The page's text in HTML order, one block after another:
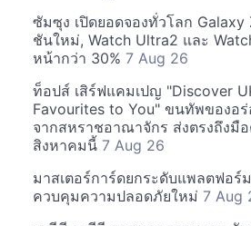
ซัมซุง เปิดยอดจองทั่วโลก Galaxy
ชันใหม่, Watch Ultra2 และ
หน้ากว่า 30% 7 Aug 26
ท็อปส์ เสิร์ฟแคมเปญ "Discover
Favourites to You" ขนทัพของอ
จากสหราชอาณาจักร ส่งตรงถึงมื
สิงหาคมนี้ 7 Aug 26
มาสเตอร์การ์ดยกระดับแพลตฟอร์
ควบคุมความปลอดภัยใหม่ 7 Aug